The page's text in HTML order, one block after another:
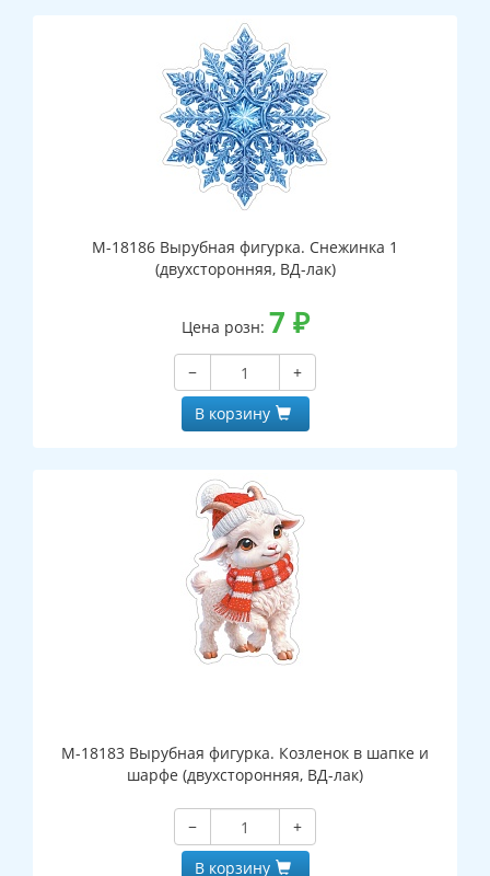
М-18186 Вырубная фигурка. Снежинка 1
(двухсторонняя, ВД-лак)
Цена розн: 7 ₽
−
+
В корзину
М-18183 Вырубная фигурка. Козленок в шапке и
шарфе (двухсторонняя, ВД-лак)
−
+
В корзину